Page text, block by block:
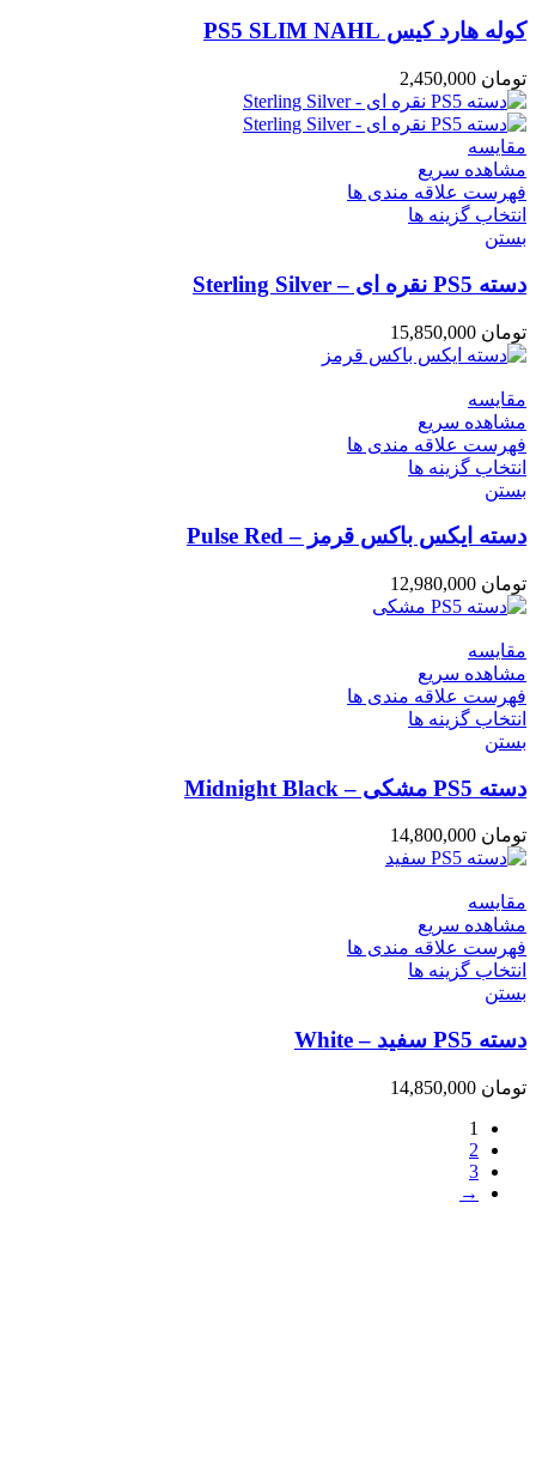
کوله هارد کیس PS5 SLIM NAHL
تومان
مقایسه
مشاهده سریع
فهرست علاقه مندی ها
انتخاب گزینه ها
بستن
دسته PS5 نقره ای – Sterling Silver
تومان
مقایسه
مشاهده سریع
فهرست علاقه مندی ها
انتخاب گزینه ها
بستن
دسته ایکس باکس قرمز – Pulse Red
تومان
مقایسه
مشاهده سریع
فهرست علاقه مندی ها
انتخاب گزینه ها
بستن
دسته PS5 مشکی – Midnight Black
تومان
مقایسه
مشاهده سریع
فهرست علاقه مندی ها
انتخاب گزینه ها
بستن
دسته PS5 سفید – White
تومان
1
2
3
→